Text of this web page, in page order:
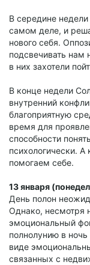
В середине
самом деле, и
нового себя.
подсвечивать нам
в них захотели
В конце недели
внутренний
благоприятную
время для
способности
психологически.
помогаем себе.
13 января
День полон
Однако, несмотря
эмоциональный
полнолунию в
виде
связанных с